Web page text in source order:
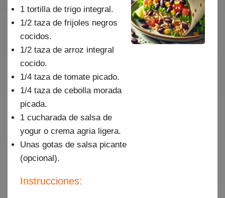
1 tortilla de trigo integral.
1/2 taza de frijoles negros
cocidos.
1/2 taza de arroz integral
cocido.
1/4 taza de tomate picado.
1/4 taza de cebolla morada
picada.
1 cucharada de salsa de
yogur o crema agria ligera.
Unas gotas de salsa picante
(opcional).
Instrucciones: